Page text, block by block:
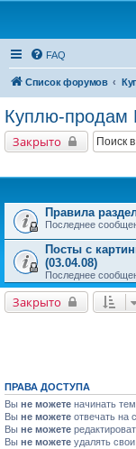
FAQ
Список форумов
Куплю-продам
Закрыто
Правила
Последнее
Посты с
(03.04.08)
Последнее
Закрыто
ПРАВА ДОСТУПА
Вы не можете начинать
Вы не можете отвечать на
Вы не можете
Вы не можете удалять